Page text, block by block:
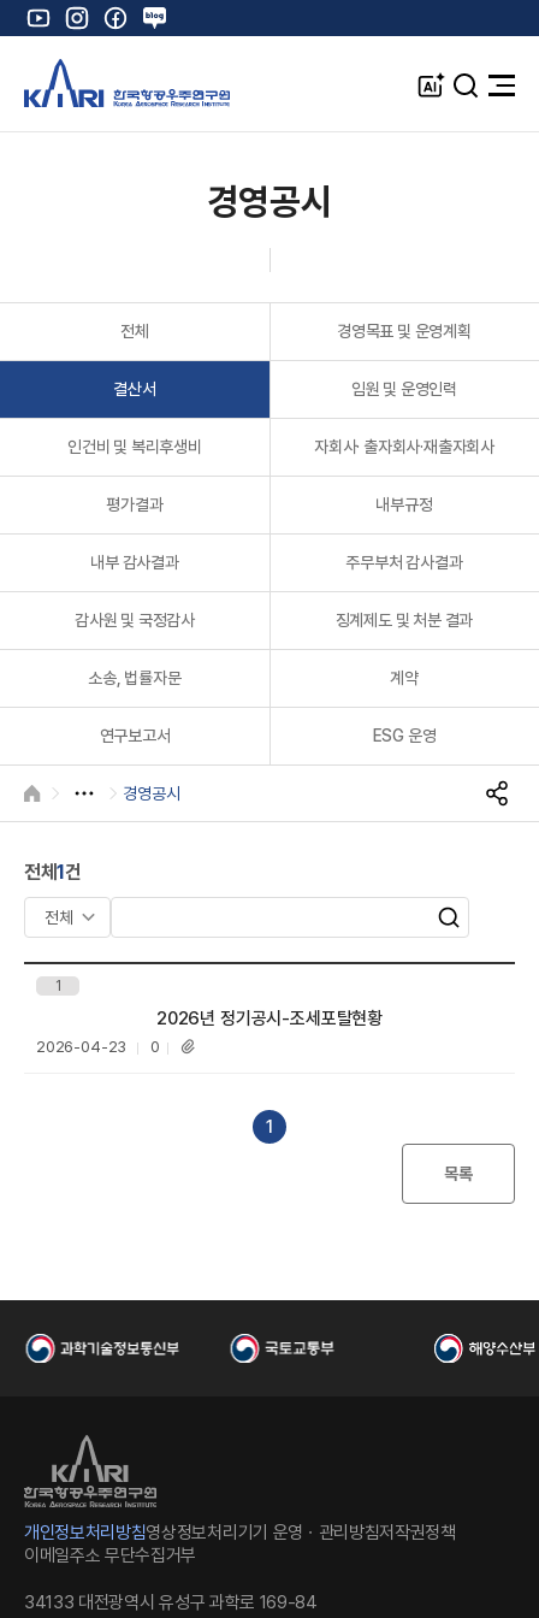
유
튜
인
스
타
그
램
페
이
북
네
이
블
로
K
A
R
한
A
검
전
경영공시
전체 경영목표 및 운영계획
결산서 임원 및 운영인력
인건비 및 복리후생비 자회사· 출자회사·재출자회사
평가결과 내부규정
내부 감사결과 주무부처 감사결과
감사원 및 국정감사 징계제도 및 처분 결과
소송, 법률자문 계약
연구보고서 ESG 운영
HOME 경영공시
S
N
전체1건
색
어
검
1
제목
2026년 정기공시-조세포탈현황
등
2026-04-23
조
0
첨
1
목록
개인정보처리방침영상정보처리기기 운영ㆍ관리방침저작권정책
이메일주소 무단수집거부
34133 대전광역시 유성구 과학로 169-84